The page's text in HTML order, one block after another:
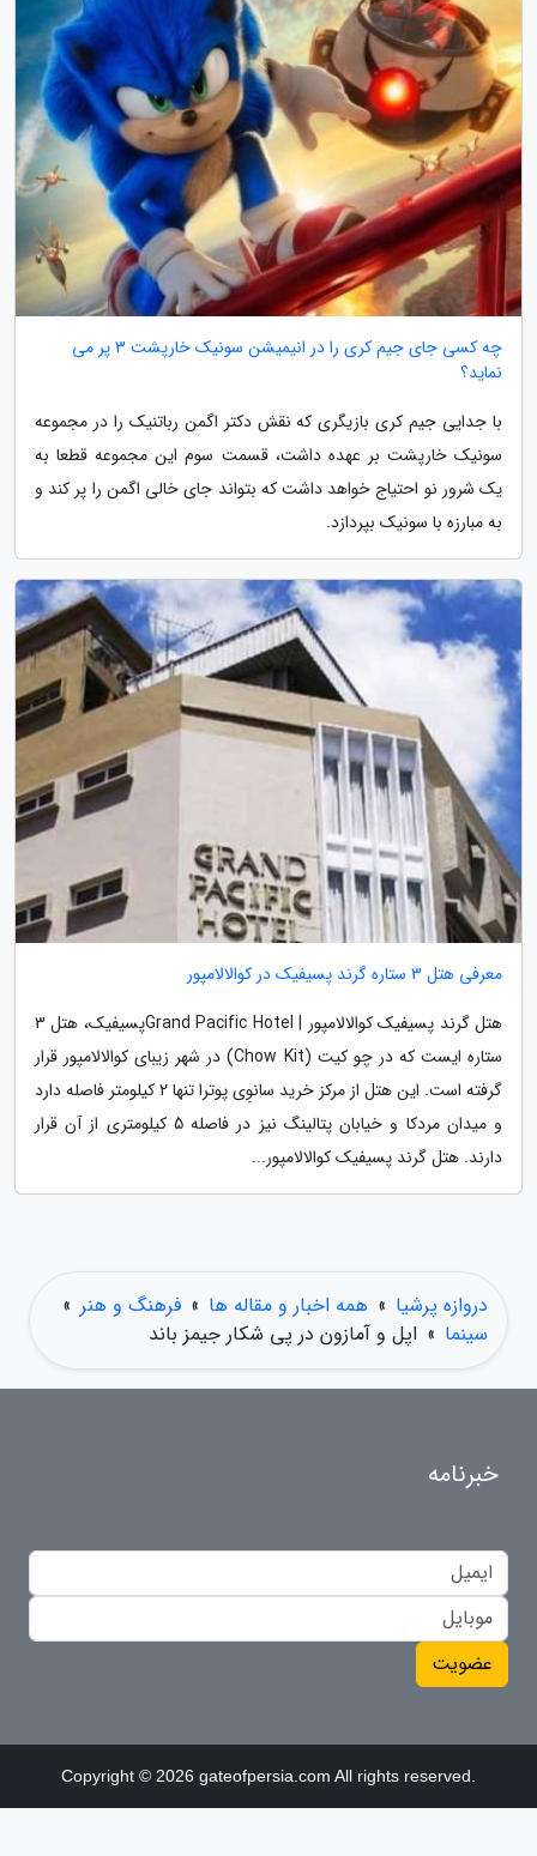
چه کسی جای جیم کری را در انیمیشن سونیک خارپشت 3 پر می
نماید؟
با جدایی جیم کری بازیگری که نقش دکتر اگمن رباتنیک را در مجموعه
سونیک خارپشت بر عهده داشت، قسمت سوم این مجموعه قطعا به
یک شرور نو احتیاج خواهد داشت که بتواند جای خالی اگمن را پر کند و
به مبارزه با سونیک بپردازد.
معرفی هتل 3 ستاره گرند پسیفیک در کوالالامپور
هتل گرند پسیفیک کوالالامپور | Grand Pacific Hotelپسیفیک، هتل 3
ستاره ایست که در چو کیت (Chow Kit) در شهر زیبای کوالالامپور قرار
گرفته است. این هتل از مرکز خرید سانوِی پوترا تنها 2 کیلومتر فاصله دارد
و میدان مردکا و خیابان پتالینگ نیز در فاصله 5 کیلومتری از آن قرار
دارند. هتل گرند پسیفیک کوالالامپور...
دروازه پرشیا » همه اخبار و مقاله ها » فرهنگ و هنر »
سینما » اپل و آمازون در پی شکار جیمز باند
خبرنامه
عضویت
Copyright © 2026 gateofpersia.com All rights reserved.